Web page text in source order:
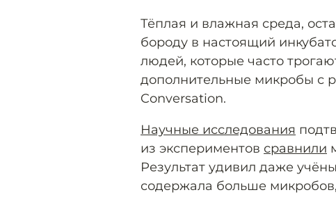
Тёплая и влажная среда,
бороду в настоящий
людей, которые часто
дополнительные микробы с
Conversation.
Научные исследования
из экспериментов сравнили
Результат удивил даже
содержала больше